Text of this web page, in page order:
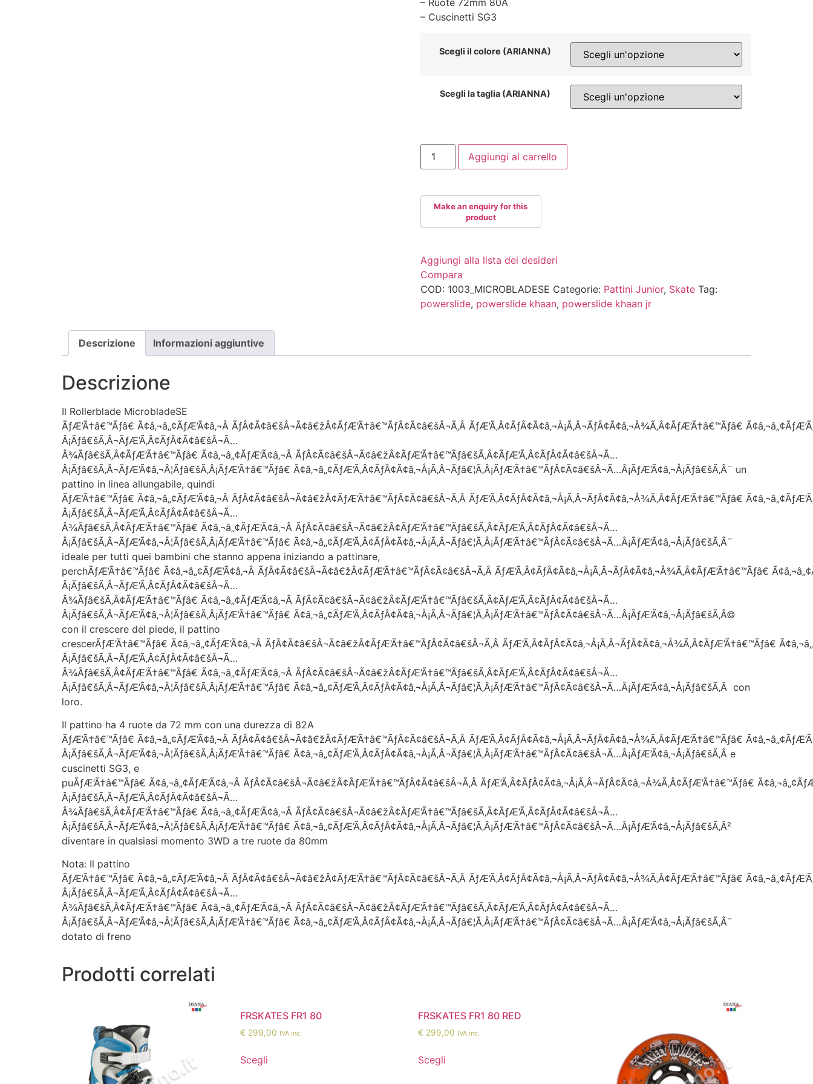
– Ruote 72mm 80A
– Cuscinetti SG3
Scegli il colore (ARIANNA)
Scegli la taglia (ARIANNA)
ROLLERBLADE
MICROBLADE
SE
Aggiungi al carrello
Aggiungi alla lista dei desideri
Compara
COD: 1003_MICROBLADESE Categorie: Pattini Junior, Skate Tag:
powerslide, powerslide khaan, powerslide khaan jr
Descrizione Informazioni aggiuntive
Descrizione
Il Rollerblade MicrobladeSE
ÃƒÆ’Ã†â€™Ãƒâ€ Ã¢â‚¬â„¢ÃƒÆ’Ã¢â‚¬Â ÃƒÂ¢Ã¢â€šÂ¬Ã¢â€žÂ¢ÃƒÆ’Ã†â€™ÃƒÂ¢Ã¢â€šÂ¬Ã‚Â ÃƒÆ’Ã‚Â¢ÃƒÂ¢Ã¢â‚¬Å¡Ã‚Â¬ÃƒÂ¢Ã¢â‚¬Å¾Ã‚Â¢ÃƒÆ’Ã†â€™Ãƒâ€
Â¡Ãƒâ€šÃ‚Â¬ÃƒÆ’Ã‚Â¢ÃƒÂ¢Ã¢â€šÂ¬Ã…
Â¾Ãƒâ€šÃ‚Â¢ÃƒÆ’Ã†â€™Ãƒâ€ Ã¢â‚¬â„¢ÃƒÆ’Ã¢â‚¬Â ÃƒÂ¢Ã¢â€šÂ¬Ã¢â€žÂ¢ÃƒÆ’Ã†â€™Ãƒâ€šÃ‚Â¢ÃƒÆ’Ã‚Â¢ÃƒÂ¢Ã¢â€šÂ¬Ã…
Â¡Ãƒâ€šÃ‚Â¬ÃƒÆ’Ã¢â‚¬Â¦Ãƒâ€šÃ‚Â¡ÃƒÆ’Ã†â€™Ãƒâ€ Ã¢â‚¬â„¢ÃƒÆ’Ã‚Â¢ÃƒÂ¢Ã¢â‚¬Å¡Ã‚Â¬Ãƒâ€¦Ã‚Â¡ÃƒÆ’Ã†â€™ÃƒÂ¢Ã¢â€šÂ¬Ã…Â¡ÃƒÆ’Ã¢â‚¬Å¡Ãƒâ€šÃ‚Â¨ un
pattino in linea allungabile, quindi
ÃƒÆ’Ã†â€™Ãƒâ€ Ã¢â‚¬â„¢ÃƒÆ’Ã¢â‚¬Â ÃƒÂ¢Ã¢â€šÂ¬Ã¢â€žÂ¢ÃƒÆ’Ã†â€™ÃƒÂ¢Ã¢â€šÂ¬Ã‚Â ÃƒÆ’Ã‚Â¢ÃƒÂ¢Ã¢â‚¬Å¡Ã‚Â¬ÃƒÂ¢Ã¢â‚¬Å¾Ã‚Â¢ÃƒÆ’Ã†â€™Ãƒâ€
Â¡Ãƒâ€šÃ‚Â¬ÃƒÆ’Ã‚Â¢ÃƒÂ¢Ã¢â€šÂ¬Ã…
Â¾Ãƒâ€šÃ‚Â¢ÃƒÆ’Ã†â€™Ãƒâ€ Ã¢â‚¬â„¢ÃƒÆ’Ã¢â‚¬Â ÃƒÂ¢Ã¢â€šÂ¬Ã¢â€žÂ¢ÃƒÆ’Ã†â€™Ãƒâ€šÃ‚Â¢ÃƒÆ’Ã‚Â¢ÃƒÂ¢Ã¢â€šÂ¬Ã…
Â¡Ãƒâ€šÃ‚Â¬ÃƒÆ’Ã¢â‚¬Â¦Ãƒâ€šÃ‚Â¡ÃƒÆ’Ã†â€™Ãƒâ€ Ã¢â‚¬â„¢ÃƒÆ’Ã‚Â¢ÃƒÂ¢Ã¢â‚¬Å¡Ã‚Â¬Ãƒâ€¦Ã‚Â¡ÃƒÆ’Ã†â€™ÃƒÂ¢Ã¢â€šÂ¬Ã…Â¡ÃƒÆ’Ã¢â‚¬Å¡Ãƒâ€šÃ‚Â¨
ideale per tutti quei bambini che stanno appena iniziando a pattinare,
perchÃƒÆ’Ã†â€™Ãƒâ€ Ã¢â‚¬â„¢ÃƒÆ’Ã¢â‚¬Â ÃƒÂ¢Ã¢â€šÂ¬Ã¢â€žÂ¢ÃƒÆ’Ã†â€™ÃƒÂ¢Ã¢â€šÂ¬Ã‚Â ÃƒÆ’Ã‚Â¢ÃƒÂ¢Ã¢â‚¬Å¡Ã‚Â¬ÃƒÂ¢Ã¢â‚¬Å¾Ã‚Â¢ÃƒÆ’Ã†â€™Ãƒâ€
Â¡Ãƒâ€šÃ‚Â¬ÃƒÆ’Ã‚Â¢ÃƒÂ¢Ã¢â€šÂ¬Ã…
Â¾Ãƒâ€šÃ‚Â¢ÃƒÆ’Ã†â€™Ãƒâ€ Ã¢â‚¬â„¢ÃƒÆ’Ã¢â‚¬Â ÃƒÂ¢Ã¢â€šÂ¬Ã¢â€žÂ¢ÃƒÆ’Ã†â€™Ãƒâ€šÃ‚Â¢ÃƒÆ’Ã‚Â¢ÃƒÂ¢Ã¢â€šÂ¬Ã…
Â¡Ãƒâ€šÃ‚Â¬ÃƒÆ’Ã¢â‚¬Â¦Ãƒâ€šÃ‚Â¡ÃƒÆ’Ã†â€™Ãƒâ€ Ã¢â‚¬â„¢ÃƒÆ’Ã‚Â¢ÃƒÂ¢Ã¢â‚¬Å¡Ã‚Â¬Ãƒâ€¦Ã‚Â¡ÃƒÆ’Ã†â€™ÃƒÂ¢Ã¢â€šÂ¬Ã…Â¡ÃƒÆ’Ã¢â‚¬Å¡Ãƒâ€šÃ‚Â©
con il crescere del piede, il pattino
crescerÃƒÆ’Ã†â€™Ãƒâ€ Ã¢â‚¬â„¢ÃƒÆ’Ã¢â‚¬Â ÃƒÂ¢Ã¢â€šÂ¬Ã¢â€žÂ¢ÃƒÆ’Ã†â€™ÃƒÂ¢Ã¢â€šÂ¬Ã‚Â ÃƒÆ’Ã‚Â¢ÃƒÂ¢Ã¢â‚¬Å¡Ã‚Â¬ÃƒÂ¢Ã¢â‚¬Å¾Ã‚Â¢ÃƒÆ’Ã†â€™Ãƒâ€
Â¡Ãƒâ€šÃ‚Â¬ÃƒÆ’Ã‚Â¢ÃƒÂ¢Ã¢â€šÂ¬Ã…
Â¾Ãƒâ€šÃ‚Â¢ÃƒÆ’Ã†â€™Ãƒâ€ Ã¢â‚¬â„¢ÃƒÆ’Ã¢â‚¬Â ÃƒÂ¢Ã¢â€šÂ¬Ã¢â€žÂ¢ÃƒÆ’Ã†â€™Ãƒâ€šÃ‚Â¢ÃƒÆ’Ã‚Â¢ÃƒÂ¢Ã¢â€šÂ¬Ã…
Â¡Ãƒâ€šÃ‚Â¬ÃƒÆ’Ã¢â‚¬Â¦Ãƒâ€šÃ‚Â¡ÃƒÆ’Ã†â€™Ãƒâ€ Ã¢â‚¬â„¢ÃƒÆ’Ã‚Â¢ÃƒÂ¢Ã¢â‚¬Å¡Ã‚Â¬Ãƒâ€¦Ã‚Â¡ÃƒÆ’Ã†â€™ÃƒÂ¢Ã¢â€šÂ¬Ã…Â¡ÃƒÆ’Ã¢â‚¬Å¡Ãƒâ€šÃ‚Â con
loro.
Il pattino ha 4 ruote da 72 mm con una durezza di 82A
ÃƒÆ’Ã†â€™Ãƒâ€ Ã¢â‚¬â„¢ÃƒÆ’Ã¢â‚¬Â ÃƒÂ¢Ã¢â€šÂ¬Ã¢â€žÂ¢ÃƒÆ’Ã†â€™ÃƒÂ¢Ã¢â€šÂ¬Ã‚Â ÃƒÆ’Ã‚Â¢ÃƒÂ¢Ã¢â‚¬Å¡Ã‚Â¬ÃƒÂ¢Ã¢â‚¬Å¾Ã‚Â¢ÃƒÆ’Ã†â€™Ãƒâ€
Â¡Ãƒâ€šÃ‚Â¬ÃƒÆ’Ã¢â‚¬Â¦Ãƒâ€šÃ‚Â¡ÃƒÆ’Ã†â€™Ãƒâ€ Ã¢â‚¬â„¢ÃƒÆ’Ã‚Â¢ÃƒÂ¢Ã¢â‚¬Å¡Ã‚Â¬Ãƒâ€¦Ã‚Â¡ÃƒÆ’Ã†â€™ÃƒÂ¢Ã¢â€šÂ¬Ã…Â¡ÃƒÆ’Ã¢â‚¬Å¡Ãƒâ€šÃ‚Â e
cuscinetti SG3, e
puÃƒÆ’Ã†â€™Ãƒâ€ Ã¢â‚¬â„¢ÃƒÆ’Ã¢â‚¬Â ÃƒÂ¢Ã¢â€šÂ¬Ã¢â€žÂ¢ÃƒÆ’Ã†â€™ÃƒÂ¢Ã¢â€šÂ¬Ã‚Â ÃƒÆ’Ã‚Â¢ÃƒÂ¢Ã¢â‚¬Å¡Ã‚Â¬ÃƒÂ¢Ã¢â‚¬Å¾Ã‚Â¢ÃƒÆ’Ã†â€™Ãƒâ€
Â¡Ãƒâ€šÃ‚Â¬ÃƒÆ’Ã‚Â¢ÃƒÂ¢Ã¢â€šÂ¬Ã…
Â¾Ãƒâ€šÃ‚Â¢ÃƒÆ’Ã†â€™Ãƒâ€ Ã¢â‚¬â„¢ÃƒÆ’Ã¢â‚¬Â ÃƒÂ¢Ã¢â€šÂ¬Ã¢â€žÂ¢ÃƒÆ’Ã†â€™Ãƒâ€šÃ‚Â¢ÃƒÆ’Ã‚Â¢ÃƒÂ¢Ã¢â€šÂ¬Ã…
Â¡Ãƒâ€šÃ‚Â¬ÃƒÆ’Ã¢â‚¬Â¦Ãƒâ€šÃ‚Â¡ÃƒÆ’Ã†â€™Ãƒâ€ Ã¢â‚¬â„¢ÃƒÆ’Ã‚Â¢ÃƒÂ¢Ã¢â‚¬Å¡Ã‚Â¬Ãƒâ€¦Ã‚Â¡ÃƒÆ’Ã†â€™ÃƒÂ¢Ã¢â€šÂ¬Ã…Â¡ÃƒÆ’Ã¢â‚¬Å¡Ãƒâ€šÃ‚Â²
diventare in qualsiasi momento 3WD a tre ruote da 80mm
Nota: Il pattino
ÃƒÆ’Ã†â€™Ãƒâ€ Ã¢â‚¬â„¢ÃƒÆ’Ã¢â‚¬Â ÃƒÂ¢Ã¢â€šÂ¬Ã¢â€žÂ¢ÃƒÆ’Ã†â€™ÃƒÂ¢Ã¢â€šÂ¬Ã‚Â ÃƒÆ’Ã‚Â¢ÃƒÂ¢Ã¢â‚¬Å¡Ã‚Â¬ÃƒÂ¢Ã¢â‚¬Å¾Ã‚Â¢ÃƒÆ’Ã†â€™Ãƒâ€
Â¡Ãƒâ€šÃ‚Â¬ÃƒÆ’Ã‚Â¢ÃƒÂ¢Ã¢â€šÂ¬Ã…
Â¾Ãƒâ€šÃ‚Â¢ÃƒÆ’Ã†â€™Ãƒâ€ Ã¢â‚¬â„¢ÃƒÆ’Ã¢â‚¬Â ÃƒÂ¢Ã¢â€šÂ¬Ã¢â€žÂ¢ÃƒÆ’Ã†â€™Ãƒâ€šÃ‚Â¢ÃƒÆ’Ã‚Â¢ÃƒÂ¢Ã¢â€šÂ¬Ã…
Â¡Ãƒâ€šÃ‚Â¬ÃƒÆ’Ã¢â‚¬Â¦Ãƒâ€šÃ‚Â¡ÃƒÆ’Ã†â€™Ãƒâ€ Ã¢â‚¬â„¢ÃƒÆ’Ã‚Â¢ÃƒÂ¢Ã¢â‚¬Å¡Ã‚Â¬Ãƒâ€¦Ã‚Â¡ÃƒÆ’Ã†â€™ÃƒÂ¢Ã¢â€šÂ¬Ã…Â¡ÃƒÆ’Ã¢â‚¬Å¡Ãƒâ€šÃ‚Â¨
dotato di freno
Prodotti correlati
FRSKATES FR1 80
€ 299,00 IVA inc.
Scegli
FRSKATES FR1 80 RED
€ 299,00 IVA inc.
Scegli